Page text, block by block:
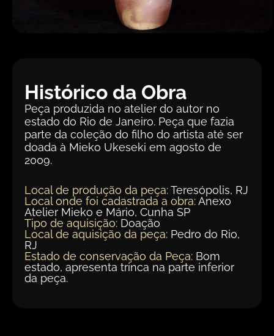
Histórico da Obra
Peça produzida no atelier do autor no
estado do Rio de Janeiro. Peça que fazia
parte da coleção do filho do artista até ser
doada à Mieko Ukeseki em agosto de
2009.
Local de produção da peça:Teresópolis, RJ
Local onde foi cadastrada a obra:Anexo
Atelier Mieko e Mário, Cunha SP
Tipo de aquisição: Doação
Local de aquisição da peça: Pedro do Rio,
RJ
Estado de conservação da Peça: Bom
estado, apresenta trinca na parte inferior
da peça.